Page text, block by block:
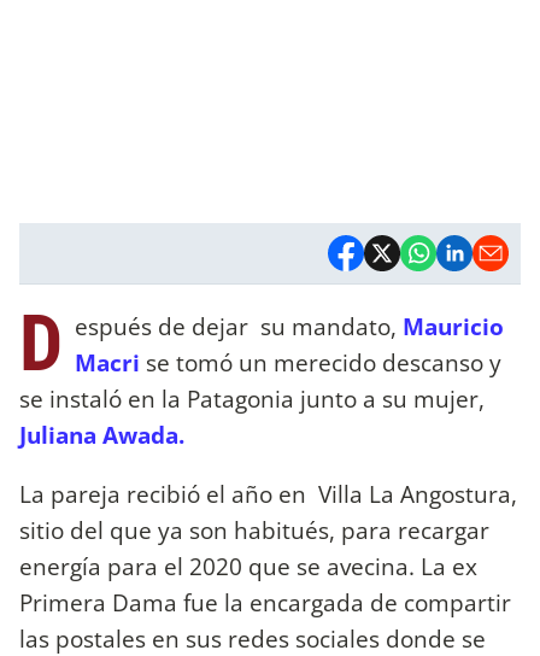
D espués de dejar su mandato, Mauricio
Macri se tomó un merecido descanso y
se instaló en la Patagonia junto a su mujer,
Juliana Awada.
La pareja recibió el año en Villa La Angostura,
sitio del que ya son habitués, para recargar
energía para el 2020 que se avecina. La ex
Primera Dama fue la encargada de compartir
las postales en sus redes sociales donde se